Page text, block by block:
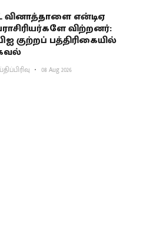
வினாத்தாளை என்டிஏ
விற்றனர்:
குற்றப் பத்திரிகையில்
08 Aug 2026